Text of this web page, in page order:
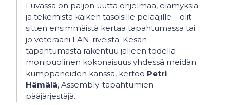
Luvassa on paljon uutta ohjelmaa, elämyksiä
ja tekemistä kaiken tasoisille pelaajille – olit
sitten ensimmäistä kertaa tapahtumassa tai
jo veteraani LAN-riveistä. Kesän
tapahtumasta rakentuu jälleen todella
monipuolinen kokonaisuus yhdessä meidän
kumppaneiden kanssa, kertoo Petri
Hämälä, Assembly-tapahtumien
pääjärjestäjä.